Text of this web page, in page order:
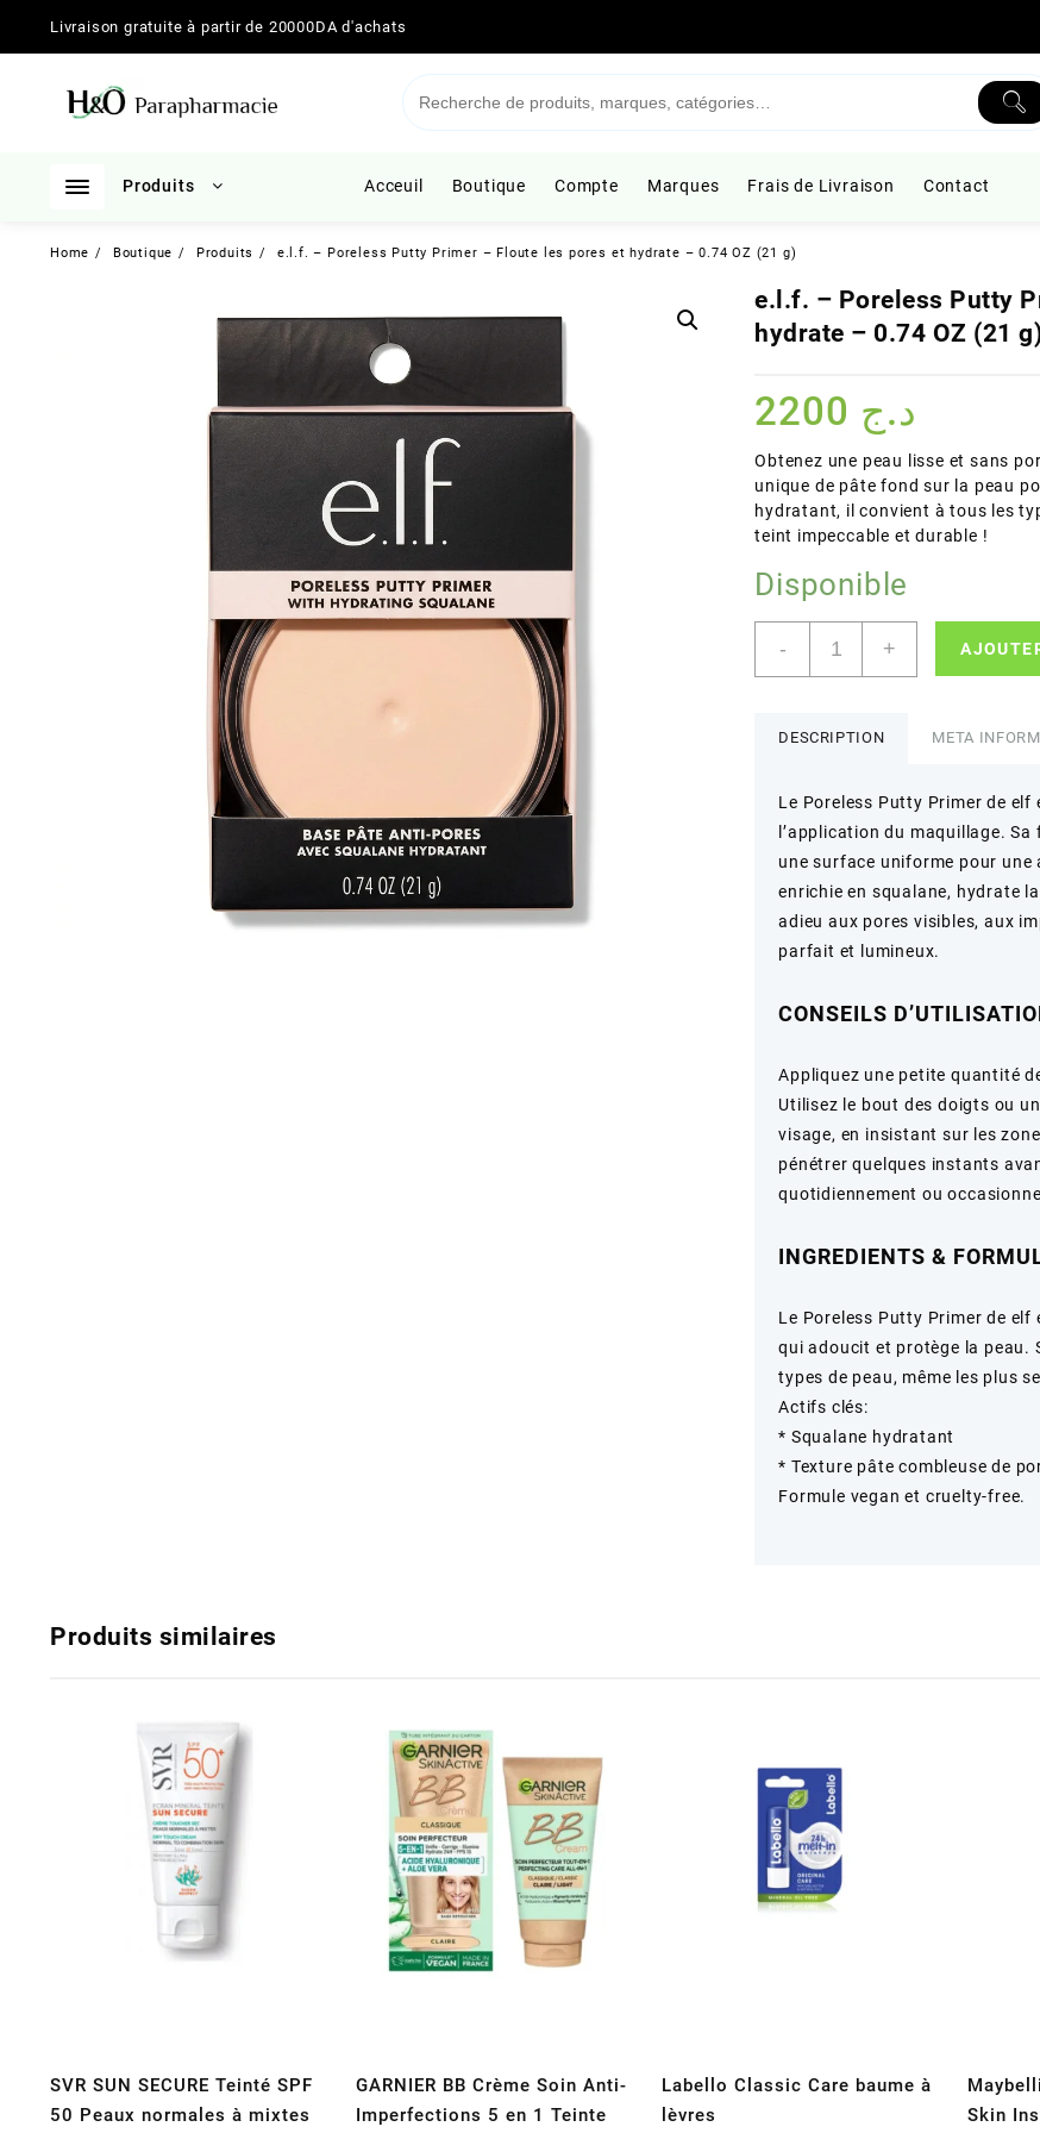
Livraison gratuite à partir de 20000DA d'achats
Produits Acceuil Boutique Compte Marques Frais de Livraison Contact
Home Boutique Produits e.l.f. – Poreless Putty Primer – Floute les pores et hydrate – 0.74 OZ (21 g)
e.l.f. – Poreless Putty
hydrate – 0.74 OZ (21
د.ج
Obtenez une peau lisse et sans
unique de pâte fond sur la peau
hydratant, il convient à tous les
teint impeccable et durable !
Disponible
-
e.l.f.
Poreless
–
Floute
les
pores
hydrate
–
OZ
+
DESCRIPTION META
Le Poreless Putty Primer de
l’application du maquillage.
une surface uniforme pour
enrichie en squalane, hydrate
adieu aux pores visibles, aux
parfait et lumineux.
CONSEILS
Appliquez une petite quantité
Utilisez le bout des doigts ou
visage, en insistant sur les
pénétrer quelques instants
quotidiennement ou
INGREDIENTS &
Le Poreless Putty Primer de
qui adoucit et protège la peau.
types de peau, même les plus
Actifs clés:
* Squalane hydratant
* Texture pâte combleuse de
Formule vegan et cruelty-free.
Produits similaires
SVR SUN SECURE Teinté SPF
50 Peaux normales à mixtes
GARNIER BB Crème Soin Anti-
Imperfections 5 en 1 Teinte
Labello Classic Care baume à
lèvres
Skin